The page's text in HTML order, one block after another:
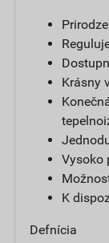
Krásny
Vysoko
K
Defnícia